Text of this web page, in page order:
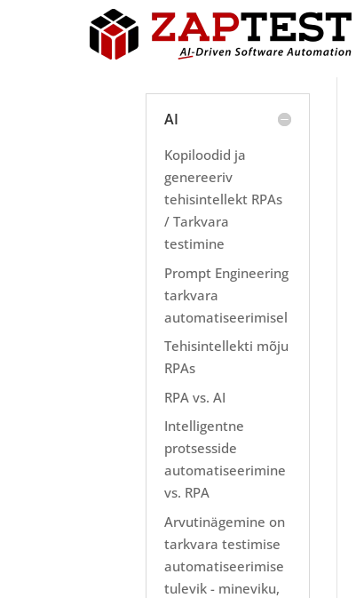
AI
Kopiloodid ja
genereeriv
tehisintellekt RPAs
/ Tarkvara
testimine
Prompt Engineering
tarkvara
automatiseerimisel
Tehisintellekti mõju
RPAs
RPA vs. AI
Intelligentne
protsesside
automatiseerimine
vs. RPA
Arvutinägemine on
tarkvara testimise
automatiseerimise
tulevik - mineviku,